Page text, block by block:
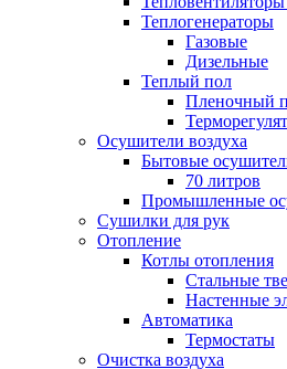
Теплогенераторы
Газовые
Дизельные
Теплый пол
Пленочный
Осушители воздуха
Бытовые
70 литров
Промышленные
Сушилки для рук
Отопление
Котлы отопления
Стальные
Настенные
Автоматика
Термостаты
Очистка воздуха